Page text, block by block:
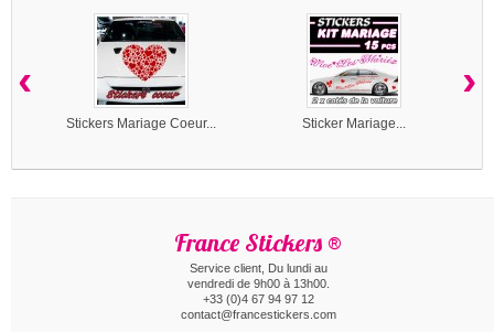
Stickers Mariage Coeur... Sticker Mariage...
‹ ›
France Stickers ®
Service client, Du lundi au
vendredi de 9h00 à 13h00.
+33 (0)4 67 94 97 12
contact@francestickers.com